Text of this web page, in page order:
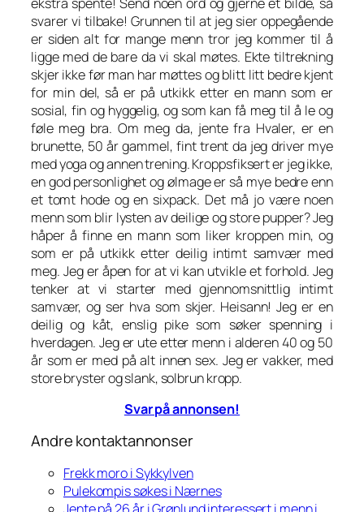
svarer vi tilbake! Grunnen til at jeg sier oppegående
er siden alt for mange menn tror jeg kommer til å
ligge med de bare da vi skal møtes. Ekte tiltrekning
skjer ikke før man har møttes og blitt litt bedre kjent
for min del, så er på utkikk etter en mann som er
sosial, fin og hyggelig, og som kan få meg til å le og
føle meg bra. Om meg da, jente fra Hvaler, er en
brunette, 50 år gammel, fint trent da jeg driver mye
med yoga og annen trening. Kroppsfiksert er jeg ikke,
en god personlighet og ølmage er så mye bedre enn
et tomt hode og en sixpack. Det må jo være noen
menn som blir lysten av deilige og store pupper? Jeg
håper å finne en mann som liker kroppen min, og
som er på utkikk etter deilig intimt samvær med
meg. Jeg er åpen for at vi kan utvikle et forhold. Jeg
tenker at vi starter med gjennomsnittlig intimt
samvær, og ser hva som skjer. Heisann! Jeg er en
deilig og kåt, enslig pike som søker spenning i
hverdagen. Jeg er ute etter menn i alderen 40 og 50
år som er med på alt innen sex. Jeg er vakker, med
store bryster og slank, solbrun kropp.
Svar på annonsen!
Andre kontaktannonser
Frekk moro i Sykkylven
Pulekompis søkes i Nærnes